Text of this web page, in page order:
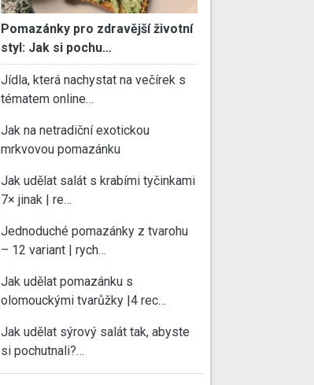
Pomazánky pro zdravější životní
styl: Jak si pochu…
Jídla, která nachystat na večírek s
tématem online…
Jak na netradiční exotickou
mrkvovou pomazánku
Jak udělat salát s krabími tyčinkami
7× jinak | re…
Jednoduché pomazánky z tvarohu
– 12 variant | rych…
Jak udělat pomazánku s
olomouckými tvarůžky |4 rec…
Jak udělat sýrový salát tak, abyste
si pochutnali?…